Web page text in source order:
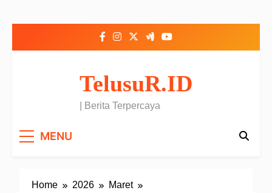
TelusuR.ID
| Berita Terpercaya
MENU
Home 2026
Maret